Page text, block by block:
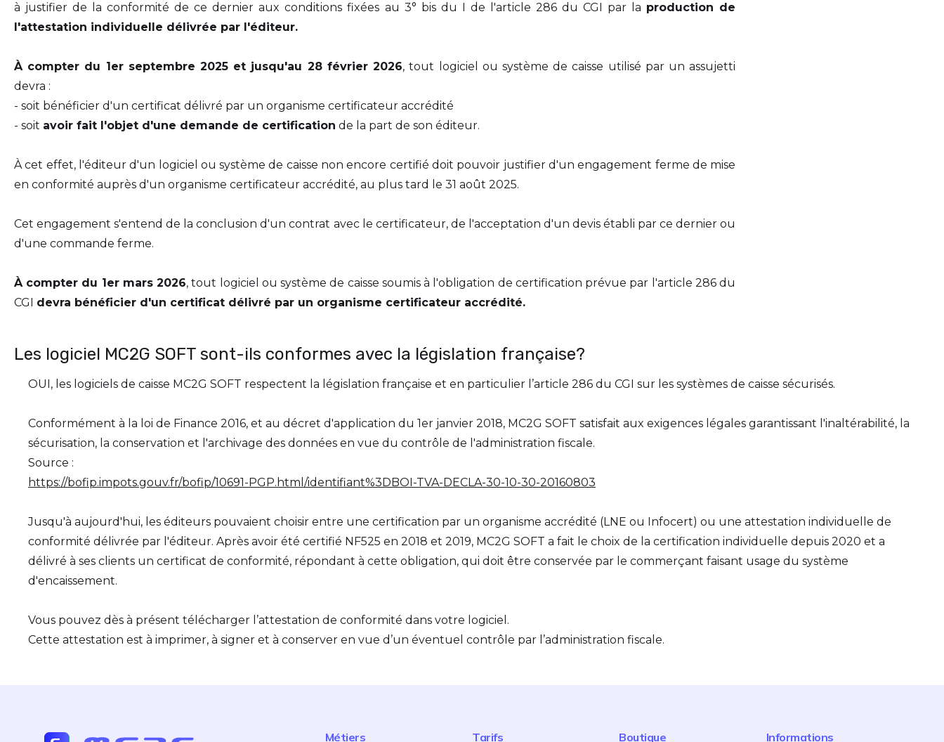
à justifier de la conformité de ce dernier aux conditions fixées au 3° bis du I de l'article 286 du CGI par la production de
l'attestation individuelle délivrée par l'éditeur.
À compter du 1er septembre 2025 et jusqu'au 28 février 2026, tout logiciel ou système de caisse utilisé par un assujetti
devra :
- soit bénéficier d'un certificat délivré par un organisme certificateur accrédité
- soit avoir fait l'objet d'une demande de certification de la part de son éditeur.
À cet effet, l'éditeur d'un logiciel ou système de caisse non encore certifié doit pouvoir justifier d'un engagement ferme de mise
en conformité auprès d'un organisme certificateur accrédité, au plus tard le 31 août 2025.
Cet engagement s'entend de la conclusion d'un contrat avec le certificateur, de l'acceptation d'un devis établi par ce dernier ou
d'une commande ferme.
À compter du 1er mars 2026, tout logiciel ou système de caisse soumis à l'obligation de certification prévue par l'article 286 du
CGI devra bénéficier d'un certificat délivré par un organisme certificateur accrédité.
Les logiciel MC2G SOFT sont-ils conformes avec la législation française?
OUI, les logiciels de caisse MC2G SOFT respectent la législation française et en particulier l’article 286 du CGI sur les systèmes de caisse sécurisés.
Conformément à la loi de Finance 2016, et au décret d'application du 1er janvier 2018, MC2G SOFT satisfait aux exigences légales garantissant l'inaltérabilité, la
sécurisation, la conservation et l'archivage des données en vue du contrôle de l'administration fiscale.
Source :
https://bofip.impots.gouv.fr/bofip/10691-PGP.html/identifiant%3DBOI-TVA-DECLA-30-10-30-20160803
Jusqu'à aujourd'hui, les éditeurs pouvaient choisir entre une certification par un organisme accrédité (LNE ou Infocert) ou une attestation individuelle de
conformité délivrée par l'éditeur.​ Après avoir été certifié NF525 en 2018 et 2019, MC2G SOFT a fait le choix de la certification individuelle depuis 2020 et a
délivré à ses clients un certificat de conformité, répondant à cette obligation, qui doit être conservée par le commerçant faisant usage du système
d'encaissement.
Vous pouvez dès à présent télécharger l’attestation de conformité dans votre logiciel.
Cette attestation est à imprimer, à signer et à conserver en vue d’un éventuel contrôle par l’administration fiscale.
Métiers Tarifs Boutique Informations